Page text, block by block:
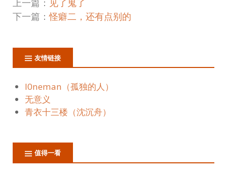
上一篇： 见了鬼了
下一篇：怪癖二，还有点别的
友情链接
l0neman（孤独的人）
无意义
青衣十三楼（沈沉舟）
值得一看